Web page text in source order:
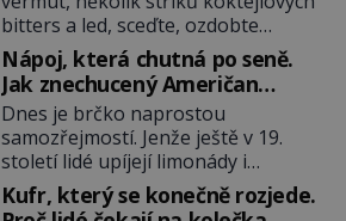
bitters a led, sceďte, ozdobte
koktejlovou třešinkou a tadá…
Manhattan je tu! A pokud to má být
skutečně on, dejte si pozor, ať
místo klasické americké rye
whiskey či klidně bourbonu
nepoužijete skotskou whisku. Co
se stane? Inu, koktejl bude stále
Nápoj, která chutná po seně.
Jak znechucený Američan
vymyslel brčko
Dnes je brčko naprostou
samozřejmostí. Jenže ještě v 19.
století lidé upíjejí limonády i
koktejly dutými stébly žita nebo
žitné slámy. Fungují sice dobře,
Kufr, který se konečně rozjede.